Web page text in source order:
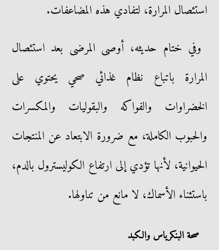
استئصال المرارة، لتفادي هذه المضاعفات.
وفي ختام حديثه، أوصى المرضى بعد استئصال
المرارة باتباع نظام غذائي صحي يحتوي على
الخضراوات والفواكه والبقوليات والمكسرات
والحبوب الكاملة، مع ضرورة الابتعاد عن المنتجات
الحيوانية، لأنها تؤدي إلى ارتفاع الكوليسترول بالدم،
باستثناء الأسماك، لا مانع من تناولها.
صحة البنكرياس والكبد